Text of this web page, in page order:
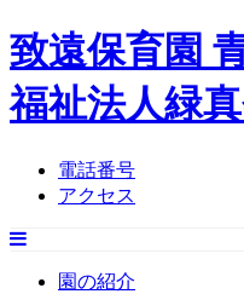
致遠保育園
福祉法人緑
電話番号
アクセス
園の紹介